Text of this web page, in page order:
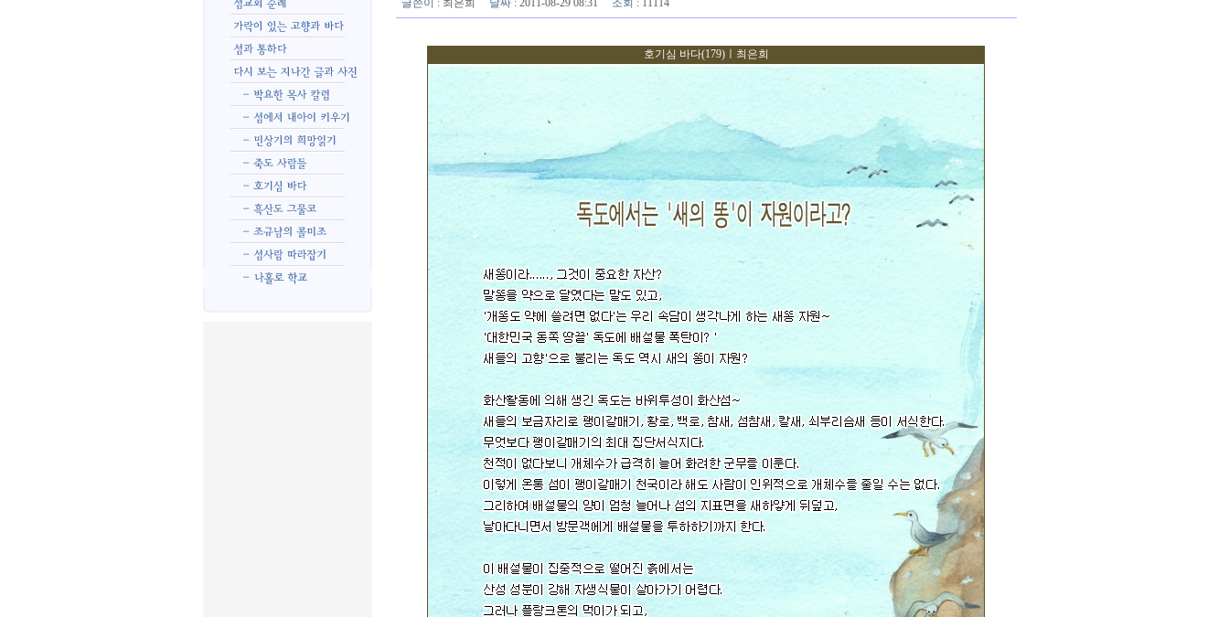
글쓴이 : 최은희 날짜: 2011-08-29 08:31 조회 : 11114
호기심 바다(179)ㅣ최은희